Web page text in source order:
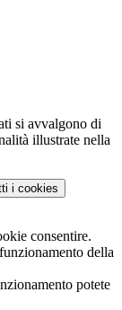
si avvalgono di
illustrate nella
i cookies
consentire.
della
potete